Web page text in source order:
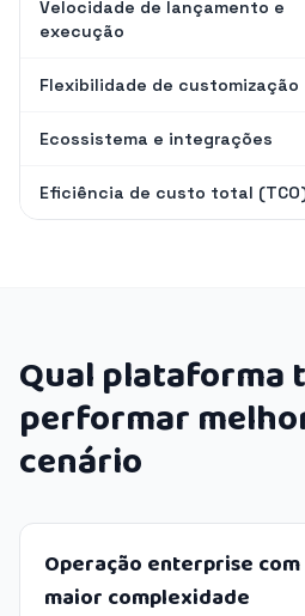
Velocidade de lançamento e
execução
Flexibilidade de customização
Ecossistema e integrações
Eficiência de custo total
Qual plataforma
performar
cenário
Operação enterprise
maior complexidade